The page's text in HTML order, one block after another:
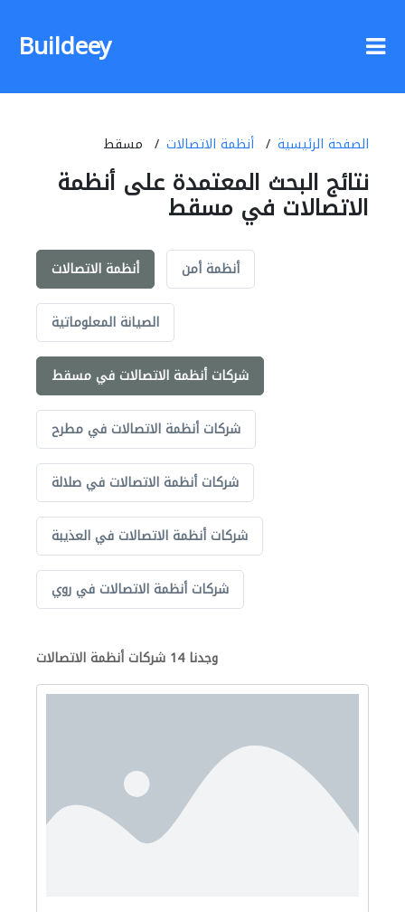
Buildeey
الصفحة الرئيسية أنظمة الاتصالات مسقط
نتائج البحث المعتمدة على أنظمة
الاتصالات في مسقط
أنظمة الاتصالات أنظمة أمن
الصيانة المعلوماتية
شركات أنظمة الاتصالات في مسقط
شركات أنظمة الاتصالات في مطرح
شركات أنظمة الاتصالات في صلالة
شركات أنظمة الاتصالات في العذيبة
شركات أنظمة الاتصالات في روي
وجدنا 14 شركات أنظمة الاتصالات